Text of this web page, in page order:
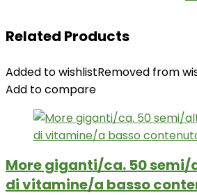
Related Products
Added to wishlistRemoved from
Add to compare
More giganti/ca. 50
di vitamine/a basso